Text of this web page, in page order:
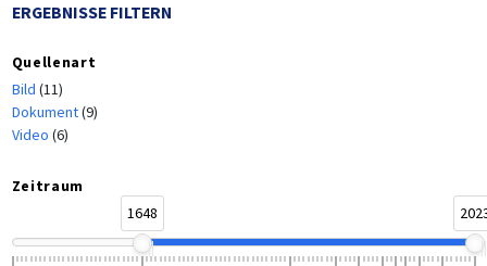
ERGEBNISSE FILTERN
Quellenart
Bild (11)
Dokument(9)
Video (6)
Zeitraum
1648